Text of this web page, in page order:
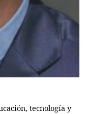
tecnología y